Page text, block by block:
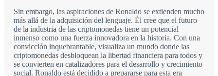
Sin embargo, las aspiraciones de Ronaldo se extienden mucho
más allá de la adquisición del lenguaje. Él cree que el futuro
de la industria de las criptomonedas tiene un potencial
inmenso como una fuerza innovadora en la historia. Con una
convicción inquebrantable, visualiza un mundo donde las
criptomonedas desbloquean la libertad financiera para todos y
se convierten en catalizadores para el desarrollo y crecimiento
social. Ronaldo está decidido a prepararse para esta era